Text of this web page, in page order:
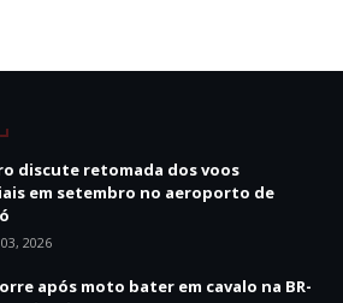
discute retomada dos voos
em setembro no aeroporto de
2026
após moto bater em cavalo na BR-